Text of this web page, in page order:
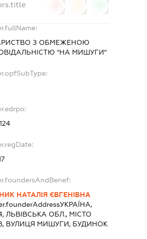
З ОБМЕЖЕНОЮ
"НА МИШУГИ"
НАТАЛІЯ ЄВГЕНІВНА
УКРАЇНА,
ЛЬВІВСЬКА ОБЛ., МІСТО
ВУЛИЦЯ МИШУГИ, БУДИНОК